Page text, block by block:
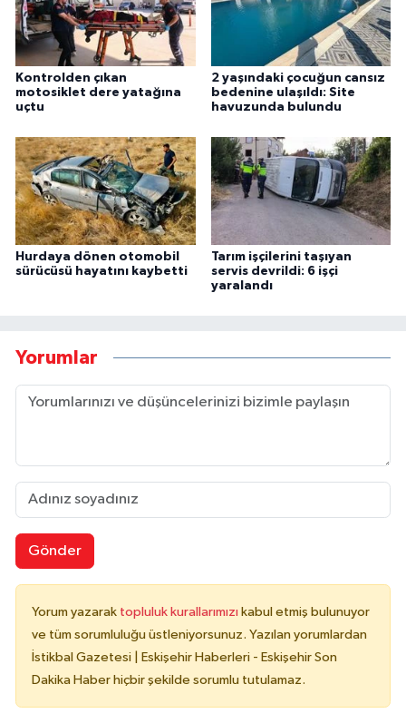
Kontrolden çıkan
motosiklet dere yatağına
uçtu
2 yaşındaki çocuğun cansız
bedenine ulaşıldı: Site
havuzunda bulundu
Hurdaya dönen otomobil
sürücüsü hayatını kaybetti
Tarım işçilerini taşıyan
servis devrildi: 6 işçi
yaralandı
Yorumlar
Gönder
Yorum yazarak topluluk kurallarımızı kabul etmiş bulunuyor
ve tüm sorumluluğu üstleniyorsunuz. Yazılan yorumlardan
İstikbal Gazetesi | Eskişehir Haberleri - Eskişehir Son
Dakika Haber hiçbir şekilde sorumlu tutulamaz.